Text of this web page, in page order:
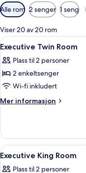
Tilgjengelige
filtre
for
rom
Alle rom 2 senger 1 seng
Viser 20 av 20 rom
Åpne
alle
bildene
av
Executive
Twin
5
Executive Twin Room
Plass til 2 personer
2 enkeltsenger
Wi-fi inkludert
Mer informasjon
Mer
Twin
Room
Åpne
alle
4
Executive King Room
Plass til 2 personer